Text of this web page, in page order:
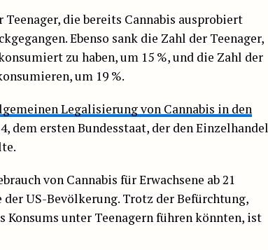
die bereits Cannabis ausprobiert
Ebenso sank die Zahl der Teenager,
zu haben, um 15 %, und die Zahl der
um 19 %.
Legalisierung von Cannabis in den
dem ersten Bundesstaat, der den Einzelhandel
von Cannabis für Erwachsene ab 21
US-Bevölkerung. Trotz der Befürchtung,
Konsums unter Teenagern führen könnten, ist